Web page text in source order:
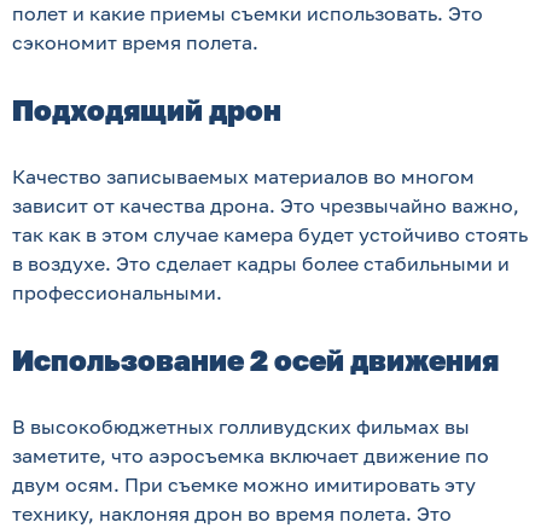
полет и какие приемы съемки использовать. Это
сэкономит время полета.
Подходящий дрон
Качество записываемых материалов во многом
зависит от качества дрона. Это чрезвычайно важно,
так как в этом случае камера будет устойчиво стоять
в воздухе. Это сделает кадры более стабильными и
профессиональными.
Использование 2 осей движения
В высокобюджетных голливудских фильмах вы
заметите, что аэросъемка включает движение по
двум осям. При съемке можно имитировать эту
технику, наклоняя дрон во время полета. Это